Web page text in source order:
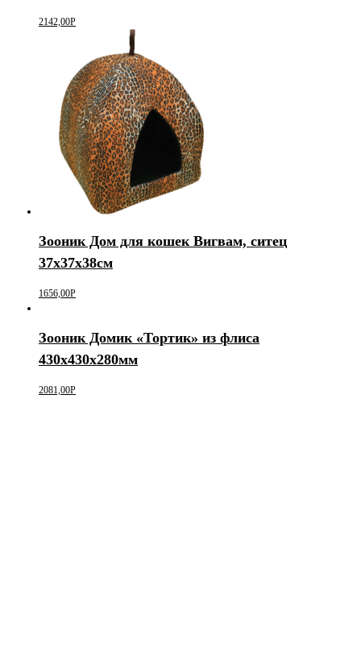
2142,00Р
Зооник Дом для кошек Вигвам, ситец
37х37х38см
1656,00Р
Зооник Домик «Тортик» из флиса
430х430х280мм
2081,00Р